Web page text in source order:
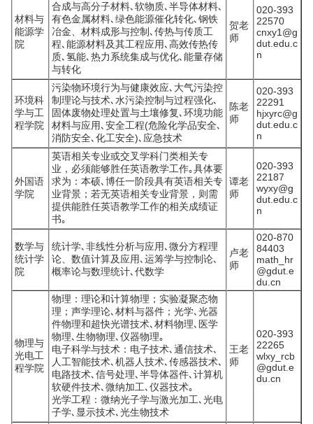
材料与
能源学
院
合成与高分子材料､软物质､半导体材料､
有色金属材料､绿色能源催化转化､钢铁
冶金、材料成形与控制､传热与传质工
程､能源材料及其工程应用､高效传热传
质､氢能､热力系统集成与优化､能量存储
与转化
贺老
师
020-393
22570
cnxy1@g
dut.edu.c
n
环境科
学与工
程学院
污染物环境行为与健康效应､大气污染控
制理论与技术､水污染控制与过程强化､
固体废物处理处置与土壤修复､环境功能
材料与应用､安全工程(危险化学品安全､
消防安全､化工安全)､应急技术
陈老
师
020-393
22291
hjxyrc@g
dut.edu.c
n
外国语
学院
英语相关专业或交叉学科门类相关专
业，必须能够胜任英语教学工作｡具体要
求为：本硕､博任一阶段具有英语相关专
业背景；若无英语相关专业背景，则需
提供能胜任英语教学工作的相关成绩证
书｡
谭老
师
020-393
22187
wyxy@g
dut.edu.c
n
数学与
统计学
院
统计学､非线性分析与应用､微分方程理
论、数值计算及应用､运筹学与控制论､
概率论与数理统计､代数学
卢老
师
020-870
84403
math_hr
@gdut.e
du.cn
物理与
光电工
程学院
物理：理论和计算物理；实验凝聚态物
理；声学理论､材料与器件；光学､光器
件物理和超快光谱技术､材料物理､医学
物理､生物物理､仪器物理｡
电子科学与技术：电子技术､通信技术､
人工智能技术､机器人技术､传感器技术､
电路技术､信号处理､半导体器件､计算机
软硬件技术､微纳加工､仪器技术｡
光学工程：微纳光子学与激光加工､光电
子学､显示技术､光生物技术
王老
师
020-393
22265
wlxy_rcb
@gdut.e
du.cn